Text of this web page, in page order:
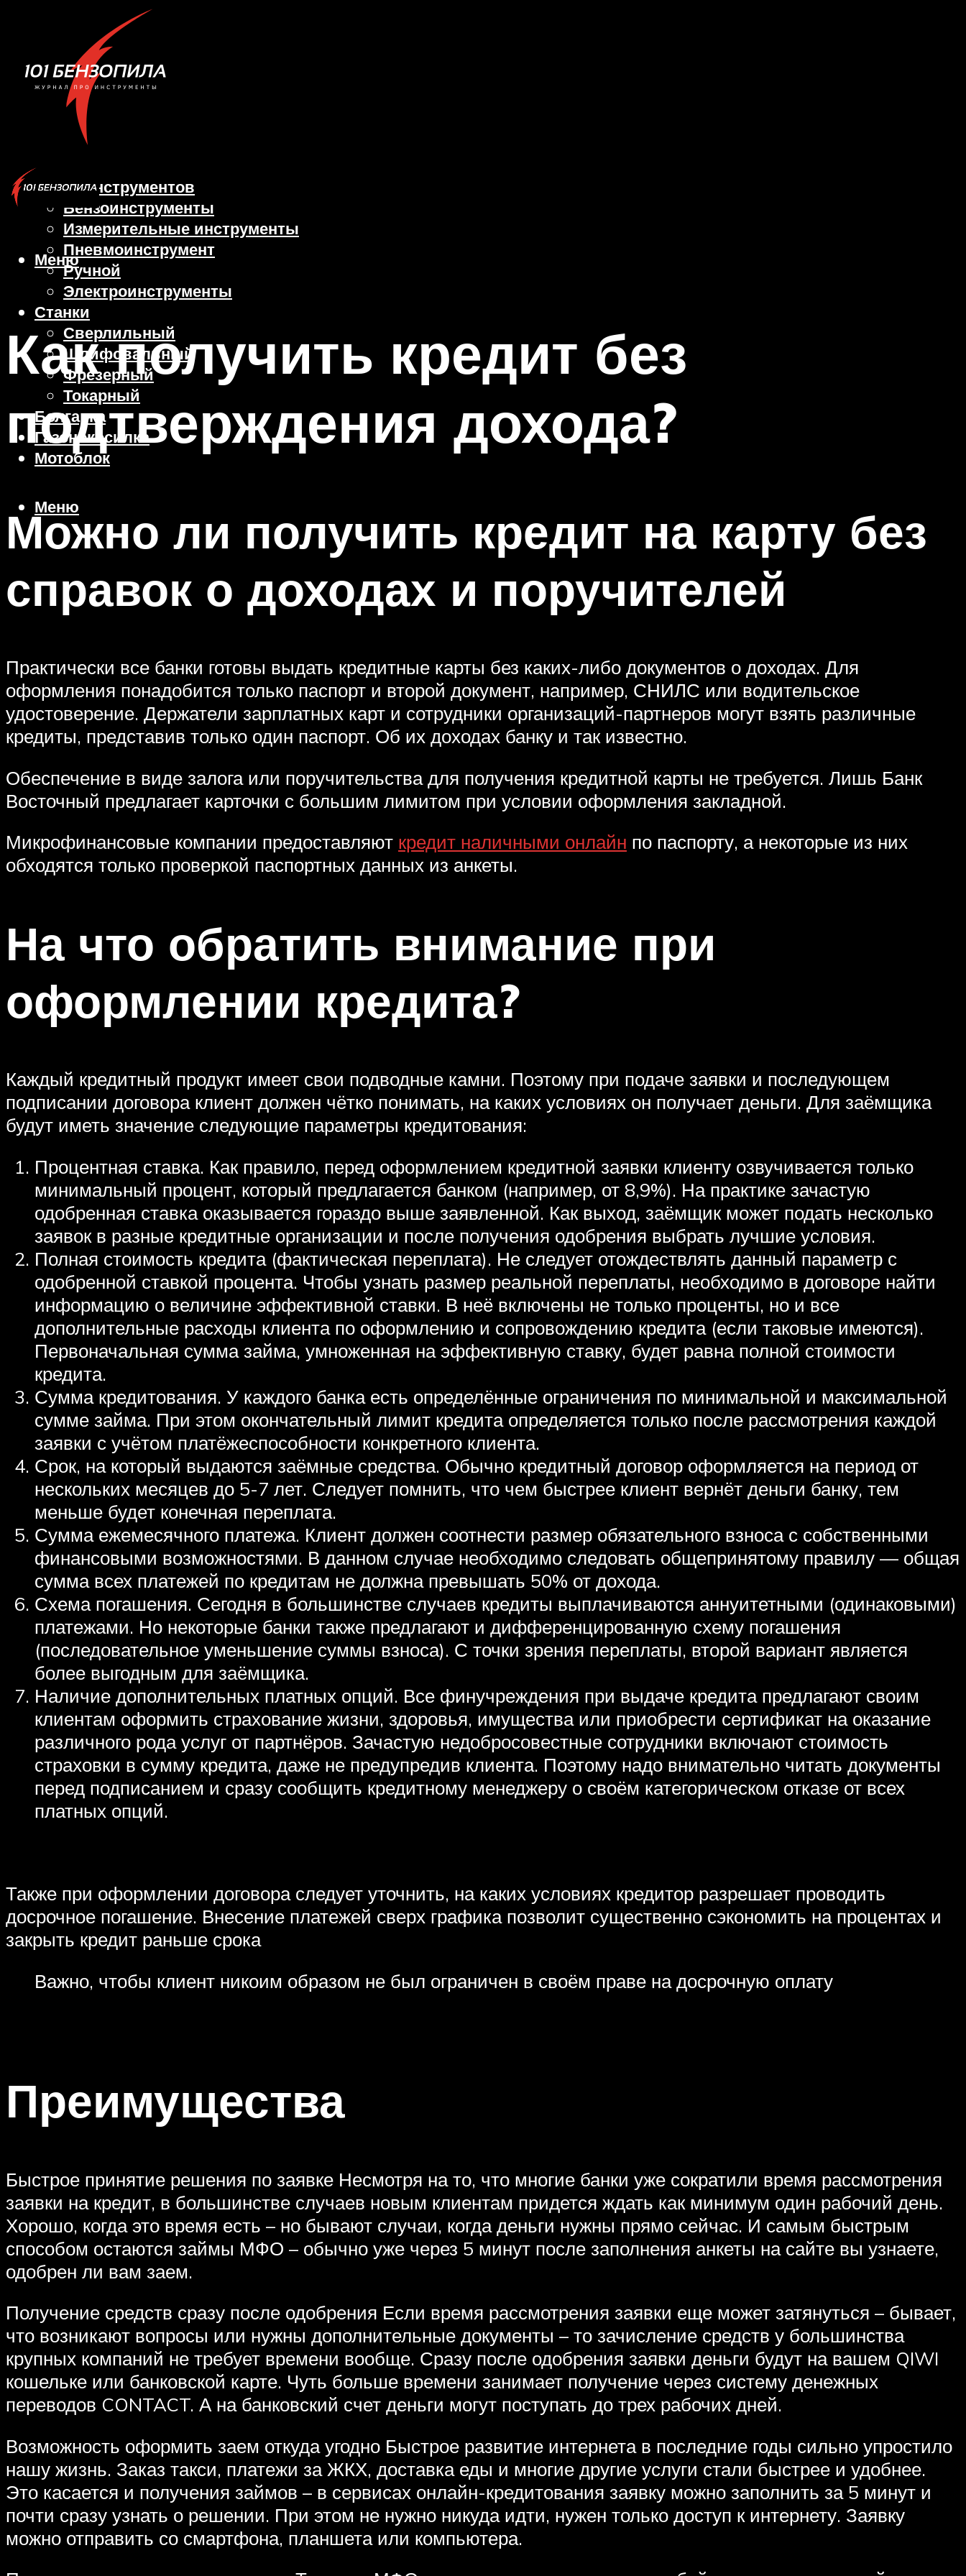
Виды инструментов
Бензоинструменты
Измерительные инструменты
Пневмоинструмент
Ручной
Электроинструменты
Станки
Сверлильный
Шлифовальный
Фрезерный
Токарный
Болгарка
Газонокосилка
Мотоблок
Меню
Меню
Как получить кредит без
подтверждения дохода?
Можно ли получить кредит на карту без
справок о доходах и поручителей
Практически все банки готовы выдать кредитные карты без каких-либо документов о доходах. Для
оформления понадобится только паспорт и второй документ, например, СНИЛС или водительское
удостоверение. Держатели зарплатных карт и сотрудники организаций-партнеров могут взять различные
кредиты, представив только один паспорт. Об их доходах банку и так известно.
Обеспечение в виде залога или поручительства для получения кредитной карты не требуется. Лишь Банк
Восточный предлагает карточки с большим лимитом при условии оформления закладной.
Микрофинансовые компании предоставляют кредит наличными онлайн по паспорту, а некоторые из них
обходятся только проверкой паспортных данных из анкеты.
На что обратить внимание при
оформлении кредита?
Каждый кредитный продукт имеет свои подводные камни. Поэтому при подаче заявки и последующем
подписании договора клиент должен чётко понимать, на каких условиях он получает деньги. Для заёмщика
будут иметь значение следующие параметры кредитования:
Процентная ставка. Как правило, перед оформлением кредитной заявки клиенту озвучивается только
минимальный процент, который предлагается банком (например, от 8,9%). На практике зачастую
одобренная ставка оказывается гораздо выше заявленной. Как выход, заёмщик может подать несколько
заявок в разные кредитные организации и после получения одобрения выбрать лучшие условия.
Полная стоимость кредита (фактическая переплата). Не следует отождествлять данный параметр с
одобренной ставкой процента. Чтобы узнать размер реальной переплаты, необходимо в договоре найти
информацию о величине эффективной ставки. В неё включены не только проценты, но и все
дополнительные расходы клиента по оформлению и сопровождению кредита (если таковые имеются).
Первоначальная сумма займа, умноженная на эффективную ставку, будет равна полной стоимости
кредита.
Сумма кредитования. У каждого банка есть определённые ограничения по минимальной и максимальной
сумме займа. При этом окончательный лимит кредита определяется только после рассмотрения каждой
заявки с учётом платёжеспособности конкретного клиента.
Срок, на который выдаются заёмные средства. Обычно кредитный договор оформляется на период от
нескольких месяцев до 5-7 лет. Следует помнить, что чем быстрее клиент вернёт деньги банку, тем
меньше будет конечная переплата.
Сумма ежемесячного платежа. Клиент должен соотнести размер обязательного взноса с собственными
финансовыми возможностями. В данном случае необходимо следовать общепринятому правилу — общая
сумма всех платежей по кредитам не должна превышать 50% от дохода.
Схема погашения. Сегодня в большинстве случаев кредиты выплачиваются аннуитетными (одинаковыми)
платежами. Но некоторые банки также предлагают и дифференцированную схему погашения
(последовательное уменьшение суммы взноса). С точки зрения переплаты, второй вариант является
более выгодным для заёмщика.
Наличие дополнительных платных опций. Все финучреждения при выдаче кредита предлагают своим
клиентам оформить страхование жизни, здоровья, имущества или приобрести сертификат на оказание
различного рода услуг от партнёров. Зачастую недобросовестные сотрудники включают стоимость
страховки в сумму кредита, даже не предупредив клиента. Поэтому надо внимательно читать документы
перед подписанием и сразу сообщить кредитному менеджеру о своём категорическом отказе от всех
платных опций.
Также при оформлении договора следует уточнить, на каких условиях кредитор разрешает проводить
досрочное погашение. Внесение платежей сверх графика позволит существенно сэкономить на процентах и
закрыть кредит раньше срока
Важно, чтобы клиент никоим образом не был ограничен в своём праве на досрочную оплату
Преимущества
Быстрое принятие решения по заявке Несмотря на то, что многие банки уже сократили время рассмотрения
заявки на кредит, в большинстве случаев новым клиентам придется ждать как минимум один рабочий день.
Хорошо, когда это время есть – но бывают случаи, когда деньги нужны прямо сейчас. И самым быстрым
способом остаются займы МФО – обычно уже через 5 минут после заполнения анкеты на сайте вы узнаете,
одобрен ли вам заем.
Получение средств сразу после одобрения Если время рассмотрения заявки еще может затянуться – бывает,
что возникают вопросы или нужны дополнительные документы – то зачисление средств у большинства
крупных компаний не требует времени вообще. Сразу после одобрения заявки деньги будут на вашем QIWI
кошельке или банковской карте. Чуть больше времени занимает получение через систему денежных
переводов CONTACT. А на банковский счет деньги могут поступать до трех рабочих дней.
Возможность оформить заем откуда угодно Быстрое развитие интернета в последние годы сильно упростило
нашу жизнь. Заказ такси, платежи за ЖКХ, доставка еды и многие другие услуги стали быстрее и удобнее.
Это касается и получения займов – в сервисах онлайн-кредитования заявку можно заполнить за 5 минут и
почти сразу узнать о решении. При этом не нужно никуда идти, нужен только доступ к интернету. Заявку
можно отправить со смартфона, планшета или компьютера.